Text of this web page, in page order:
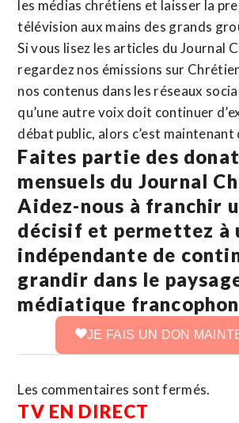
les médias chrétiens et laisser la
télévision aux mains des grands
Si vous lisez les articles du Journal
regardez nos émissions sur
nos contenus dans les réseaux
qu’une autre voix doit continuer
débat public, alors c’est maintenant
Faites partie des
mensuels du Journal
Aidez-nous à franchir
décisif et permettez à
indépendante de
grandir dans le
médiatique
JE FAIS UN DON
Les commentaires sont fermés.
TV EN DIRECT